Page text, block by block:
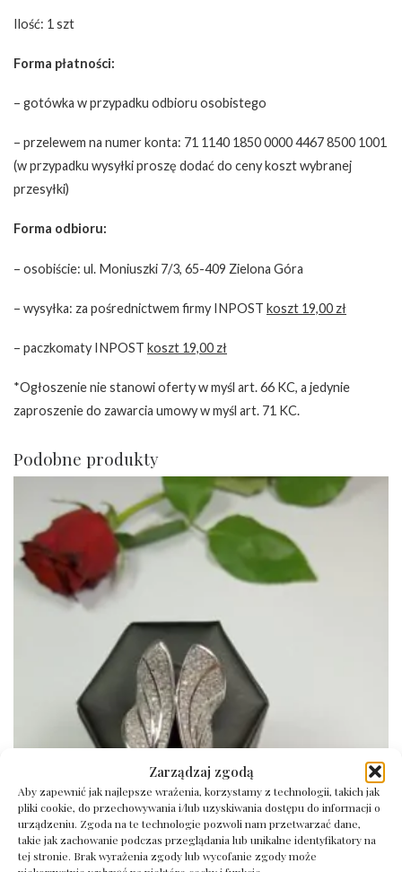
Zarządzaj zgodą
Aby zapewnić jak najlepsze wrażenia, korzystamy z technologii, takich jak
pliki cookie, do przechowywania i/lub uzyskiwania dostępu do informacji o
urządzeniu. Zgoda na te technologie pozwoli nam przetwarzać dane,
takie jak zachowanie podczas przeglądania lub unikalne identyfikatory na
tej stronie. Brak wyrażenia zgody lub wycofanie zgody może
Ilość: 1 szt
Forma płatności:
– gotówka w przypadku odbioru osobistego
– przelewem na numer konta: 71 1140 1850 0000 4467 8500 1001
(w przypadku wysyłki proszę dodać do ceny koszt wybranej
przesyłki)
Forma odbioru:
– osobiście: ul. Moniuszki 7/3, 65-409 Zielona Góra
– wysyłka: za pośrednictwem firmy INPOST koszt 19,00 zł
– paczkomaty INPOST koszt 19,00 zł
*Ogłoszenie nie stanowi oferty w myśl art. 66 KC, a jedynie
zaproszenie do zawarcia umowy w myśl art. 71 KC.
Podobne produkty